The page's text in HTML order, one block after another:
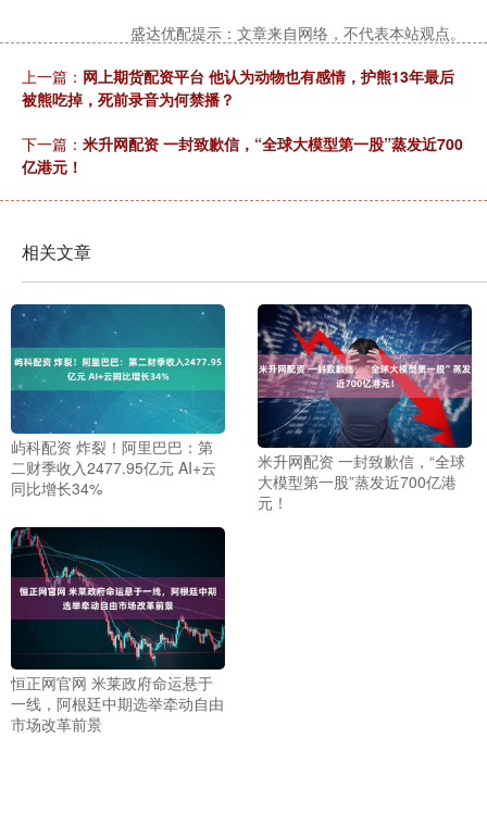
盛达优配提示：文章来自网络，不代表本站观点。
上一篇： 网上期货配资平台 他认为动物也有感情，护熊13年最后
被熊吃掉，死前录音为何禁播？
下一篇： 米升网配资 一封致歉信，“全球大模型第一股”蒸发近700
亿港元！
相关文章
屿科配资 炸裂！阿里巴巴：第
二财季收入2477.95亿元 AI+云
同比增长34%
米升网配资 一封致歉信，“全球
大模型第一股”蒸发近700亿港
元！
恒正网官网 米莱政府命运悬于
一线，阿根廷中期选举牵动自由
市场改革前景